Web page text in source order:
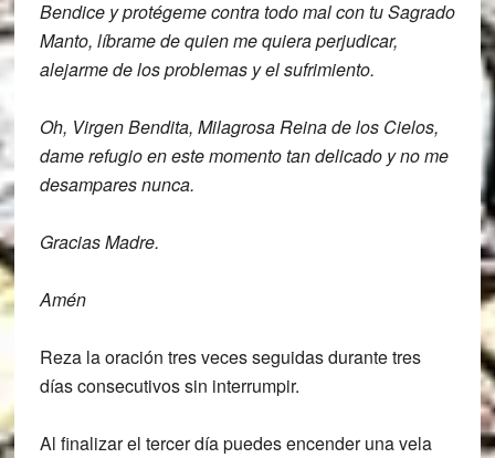
Bendice y protégeme contra todo mal contu Sagrado
Manto, líbrame de quien me quiera perjudicar,
alejarme de los problemas y elsufrimiento.
Oh, Virgen Bendita, Milagrosa Reina de los Cielos,
dame refugio en este momento tandelicado y no me
desampares nunca.
Gracias Madre.
Amén
Reza la oración tres veces seguidas durante tres
días consecutivos sin interrumpir.
Al finalizar el tercer día puedes encender una vela